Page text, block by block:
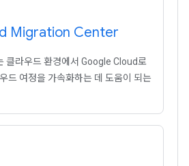
Migration Center
클라우드 환경에서 Google Cloud로
드 여정을 가속화하는 데 도움이 되는